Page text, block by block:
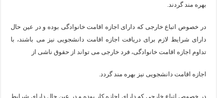
بهره مند گردند.
در خصوص اتباع خارجی که دارای اجازه اقامت خانوادگی بوده و در عین حال
دارای شرایط لازم برای دریافت اجازه اقامت دانشجویی نیز می باشند، با
تداوم اجازه اقامت خانوادگی، فرد خارجی می تواند از حقوق ناشی از
اجازه اقامت دانشجویی نیز بهره مند گردد.
در خصوص اتباع خارجی که دارای اجازه کار بوده و در عین حال دارای شرایط